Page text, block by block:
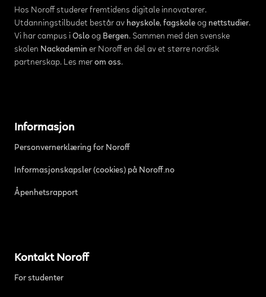
Hos Noroff studerer fremtidens digitale innovatører.
Utdanningstilbudet består av høyskole, fagskoleog nettstudier.
Vi har campus i Osloog Bergen. Sammen med den svenske
skolen Nackademin er Noroff en del av et større nordisk
partnerskap. Les mer om oss.
Informasjon
Personvernerklæring for Noroff
Informasjonskapsler (cookies) på Noroff.no
Åpenhetsrapport
Kontakt Noroff
For studenter